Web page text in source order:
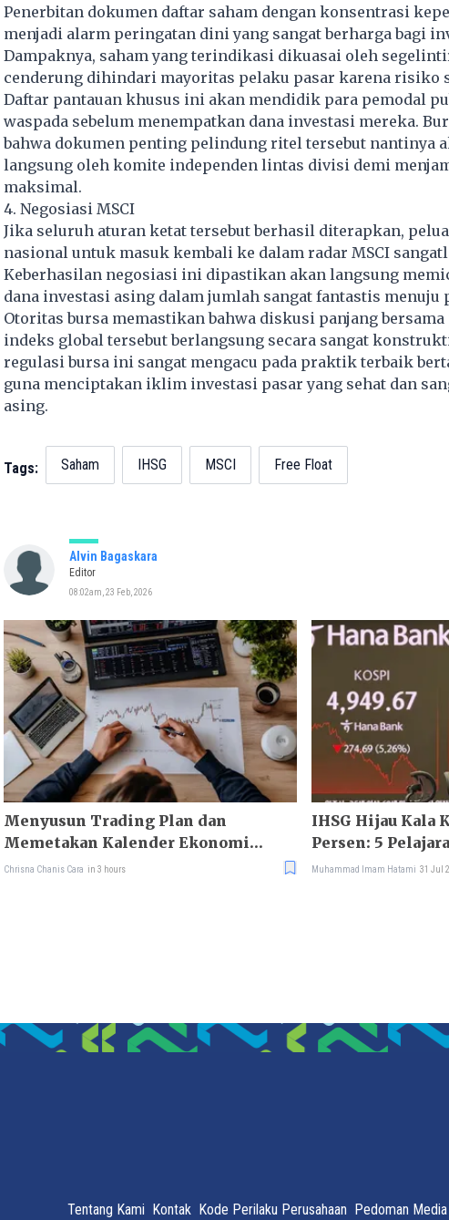
Penerbitan dokumen daftar saham dengan konsentrasi
menjadi alarm peringatan dini yang sangat berharga bagi
Dampaknya, saham yang terindikasi dikuasai oleh
cenderung dihindari mayoritas pelaku pasar karena risiko
Daftar pantauan khusus ini akan mendidik para pemodal
waspada sebelum menempatkan dana investasi mereka.
bahwa dokumen penting pelindung ritel tersebut nantinya
langsung oleh komite independen lintas divisi demi
maksimal.
4. Negosiasi MSCI
Jika seluruh aturan ketat tersebut berhasil diterapkan,
nasional untuk masuk kembali ke dalam radar MSCI
Keberhasilan negosiasi ini dipastikan akan langsung
dana investasi asing dalam jumlah sangat fantastis menuju
Otoritas bursa memastikan bahwa diskusi panjang
indeks global tersebut berlangsung secara sangat
regulasi bursa ini sangat mengacu pada praktik terbaik
guna menciptakan iklim investasi pasar yang sehat dan
asing.
Tags: Saham IHSG MSCI Free Float
Alvin Bagaskara
Editor
08:02am, 23 Feb, 2026
Menyusun Trading Plan dan
Memetakan Kalender Ekonomi
Mingguan
Chrisna Chanis Cara in 3 hours
IHSG Hijau Kala
Persen: 5
Investor
Muhammad Imam Hatami 31 Jul
Tentang Kami Kontak Kode Perilaku Perusahaan Pedoman